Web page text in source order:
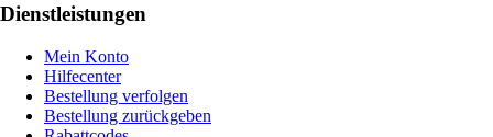
Dienstleistungen
Mein Konto
Hilfecenter
Bestellung verfolgen
Bestellung zurückgeben